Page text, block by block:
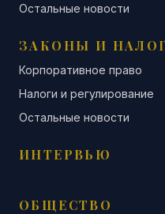
Остальные новости
ЗАКОНЫ И
Корпоративное право
Налоги и регулирование
Остальные новости
ИНТЕРВЬЮ
ОБЩЕСТВО